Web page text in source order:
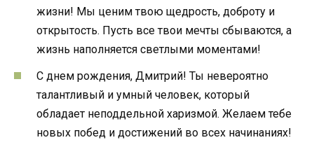
жизни! Мы ценим твою щедрость, доброту и
открытость. Пусть все твои мечты сбываются, а
жизнь наполняется светлыми моментами!
С днем рождения, Дмитрий! Ты невероятно
талантливый и умный человек, который
обладает неподдельной харизмой. Желаем тебе
новых побед и достижений во всех начинаниях!